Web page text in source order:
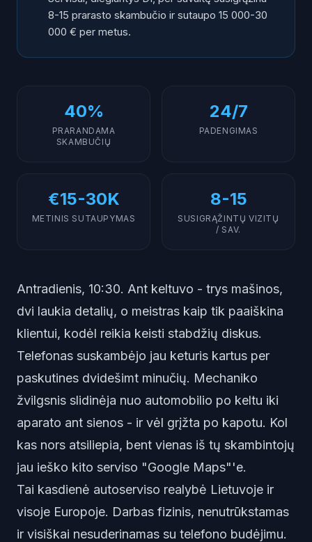
Diegimas: kaip pradėti neprarandant ritmo
Kitas žingsnis
8-15 prarasto skambučio ir sutaupo 15 000-30
000 € per metus.
40%
PRARANDAMA
SKAMBUČIŲ
24/7
PADENGIMAS
€15-30K
METINIS SUTAUPYMAS
8-15
SUSIGRĄŽINTŲ VIZITŲ
/ SAV.
Antradienis, 10:30. Ant keltuvo - trys mašinos,
dvi laukia detalių, o meistras kaip tik paaiškina
klientui, kodėl reikia keisti stabdžių diskus.
Telefonas suskambėjo jau keturis kartus per
paskutines dvidešimt minučių. Mechaniko
žvilgsnis slidinėja nuo automobilio po keltu iki
aparato ant sienos - ir vėl grįžta po kapotu. Kol
kas nors atsiliepia, bent vienas iš tų skambintojų
jau ieško kito serviso "Google Maps"'e.
Tai kasdienė autoserviso realybė Lietuvoje ir
visoje Europoje. Darbas fizinis, nenutrūkstamas
ir visiškai nesuderinamas su telefono budėjimu.